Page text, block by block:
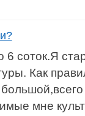
соток.Я
Как
мне